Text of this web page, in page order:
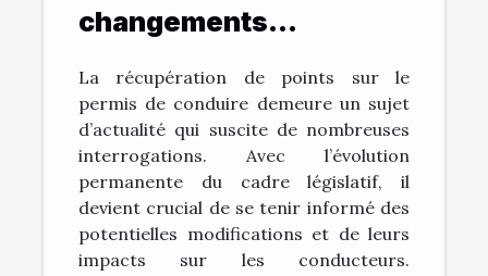
changements
affecter la récupération
de points ?
La récupération de points sur le
permis de conduire demeure un sujet
d’actualité qui suscite de nombreuses
interrogations. Avec l’évolution
permanente du cadre législatif, il
devient crucial de se tenir informé des
potentielles modifications et de leurs
impacts sur les conducteurs.